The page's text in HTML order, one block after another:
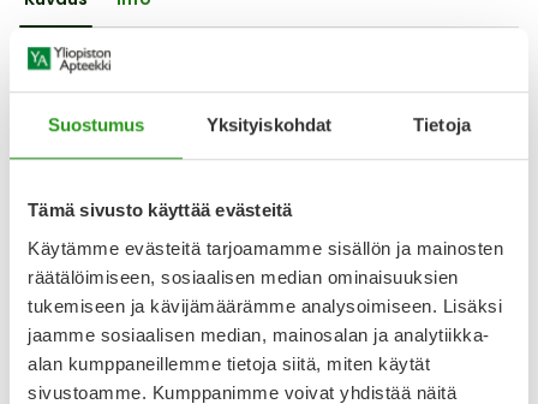
Suostumus Yksityiskohdat Tietoja
Tämä sivusto käyttää evästeitä
Käytämme evästeitä tarjoamamme sisällön ja mainosten
räätälöimiseen, sosiaalisen median ominaisuuksien
tukemiseen ja kävijämäärämme analysoimiseen. Lisäksi
jaamme sosiaalisen median, mainosalan ja analytiikka-
alan kumppaneillemme tietoja siitä, miten käytät
sivustoamme. Kumppanimme voivat yhdistää näitä
Lääkeoppaan tiedot: ©Pharmaca Health Intelligence
Lue pakkausseloste
Läs bipacksedeln
palautusoikeutta.
Varaa reseptilääke apteekkiin, maksa apteekissa